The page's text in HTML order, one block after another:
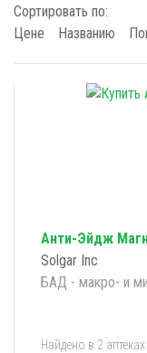
Сортировать по:
Цене
Названию
Анти-Эйдж
Solgar Inc
БАД - макро- и
Найдено в 2 аптеках